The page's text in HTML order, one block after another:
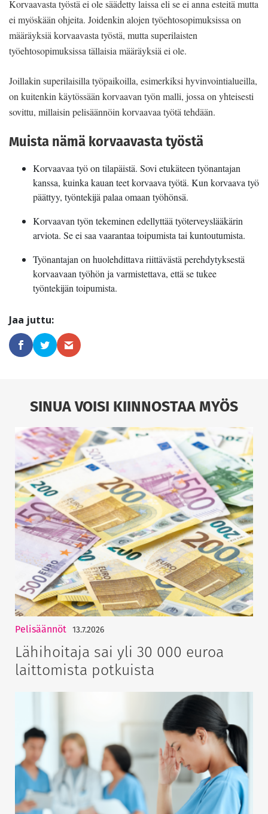
Korvaavasta työstä ei ole säädetty laissa eli se ei anna esteitä mutta
ei myöskään ohjeita. Joidenkin alojen työehtosopimuksissa on
määräyksiä korvaavasta työstä, mutta superilaisten
työehtosopimuksissa tällaisia määräyksiä ei ole.
Joillakin superilaisilla työpaikoilla, esimerkiksi hyvinvointialueilla,
on kuitenkin käytössään korvaavan työn malli, jossa on yhteisesti
sovittu, millaisin pelisäännöin korvaavaa työtä tehdään.
Muista nämä korvaavasta työstä
Korvaavaa työ on tilapäistä. Sovi etukäteen työnantajan
kanssa, kuinka kauan teet korvaava työtä. Kun korvaava työ
päättyy, työntekijä palaa omaan työhönsä.
Korvaavan työn tekeminen edellyttää työterveyslääkärin
arviota. Se ei saa vaarantaa toipumista tai kuntoutumista.
Työnantajan on huolehdittava riittävästä perehdytyksestä
korvaavaan työhön ja varmistettava, että se tukee
työntekijän toipumista.
SINUA VOISI KIINNOSTAA MYÖS
Pelisäännöt 13.7.2026
Lähihoitaja sai yli 30 000 euroa
laittomista potkuista